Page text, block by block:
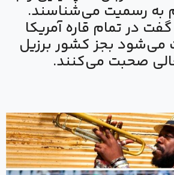
به رسمیت می‌شناسند.
در تمام قاره آمریکا
می‌شود بجز کشور برزیل
صحبت می‌کنند.